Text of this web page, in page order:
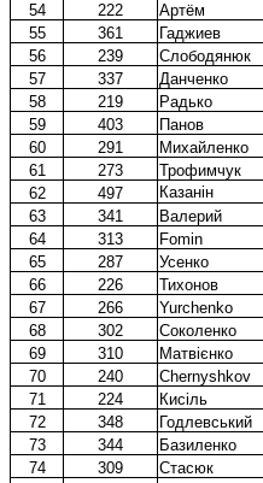
54
222 Артём
55
361 Гаджиев
56
239 Слободянюк
57
337 Данченко
58
219 Радько
59
403 Панов
60
291 Михайленко
61
273 Трофимчук
62
497 Казанін
63
341 Валерий
64
313 Fomin
65
287 Усенко
66
226 Тихонов
67
266 Yurchenko
68
302 Соколенко
69
310 Матвієнко
70
240 Chernyshkov
71
224 Кисіль
72
348 Годлевський
73
344 Базиленко
74
309 Стасюк